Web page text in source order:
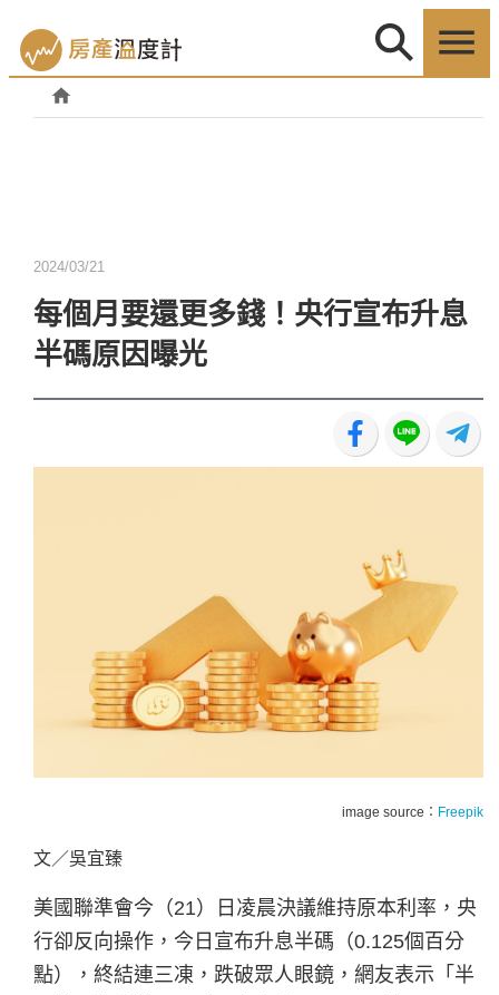
2024/03/21
每個月要還更多錢！央行宣布升息
半碼原因曝光
image source： Freepik
文／吳宜臻
美國聯準會今（21）日凌晨決議維持原本利率，央
行卻反向操作，今日宣布升息半碼（0.125個百分
點），終結連三凍，跌破眾人眼鏡，網友表示「半